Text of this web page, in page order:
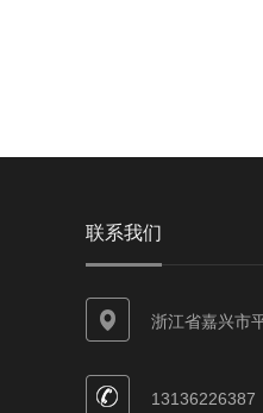
联系我们
浙江省嘉兴市
13136226387